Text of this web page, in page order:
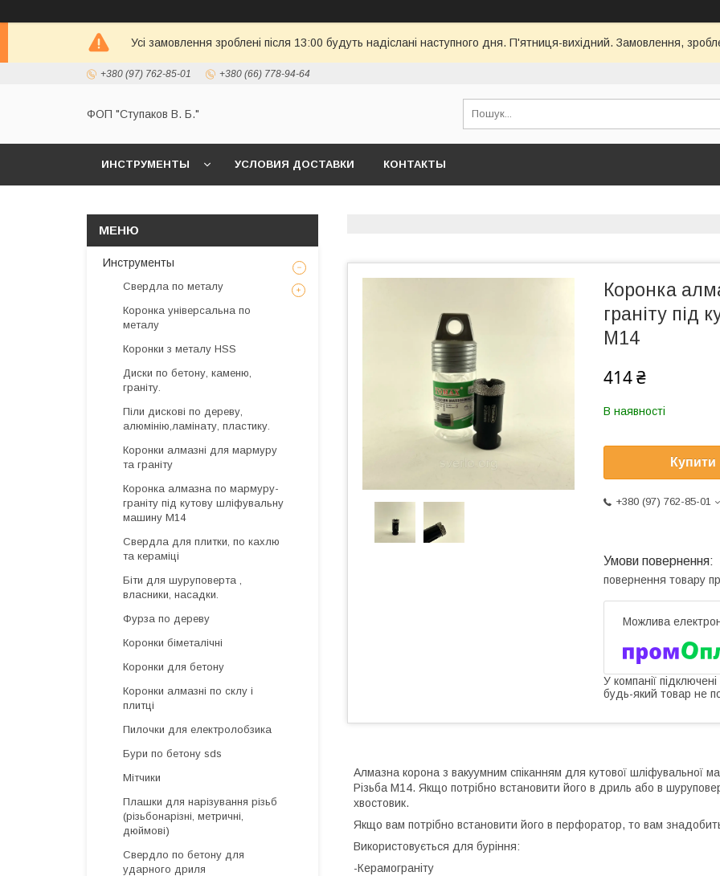
Усі замовлення зроблені після 13:00 будуть надіслані наступного дня. П'ятниця-вихідний. Замовлення,
+380 (97) 762-85-01 +380 (66) 778-94-64
ФОП "Ступаков В. Б."
ИНСТРУМЕНТЫ УСЛОВИЯ ДОСТАВКИ КОНТАКТЫ
Коронка
граніту під
М14
414 ₴
В наявності
Купити
+380 (97) 762-85-01
повернення товару
У компанії
будь-який товар не
Алмазна корона з вакуумним спіканням для кутової шліфувальної
Різьба М14. Якщо потрібно встановити його в дриль або в
хвостовик.
Якщо вам потрібно встановити його в перфоратор, то вам
Використовується для буріння:
-Керамограніту
Инструменты
Свердла по металу
Коронка універсальна по
металу
Коронки з металу HSS
Диски по бетону, каменю,
граніту.
Піли дискові по дереву,
алюмінію,ламінату, пластику.
Коронки алмазні для мармуру
та граніту
Коронка алмазна по мармуру-
граніту під кутову шліфувальну
машину М14
Свердла для плитки, по кахлю
та кераміці
Біти для шуруповерта ,
власники, насадки.
Фурза по дереву
Коронки біметалічні
Коронки для бетону
Коронки алмазні по склу і
плитці
Пилочки для електролобзика
Бури по бетону sds
Мітчики
Плашки для нарізування різьб
(різьбонарізні, метричні,
дюймові)
Свердло по бетону для
ударного дриля